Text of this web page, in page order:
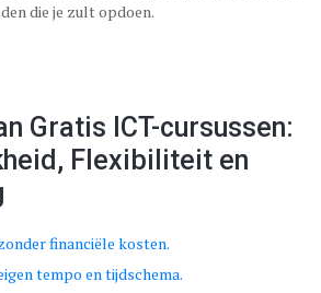
die je zult opdoen.
Gratis ICT-cursussen:
Flexibiliteit en
financiële kosten.
tempo en tijdschema.